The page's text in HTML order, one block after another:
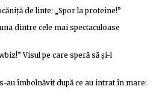
de linte: „Spor la proteine!”
dintre cele mai spectaculoase
Visul pe care speră să și-l
au îmbolnăvit după ce au intrat în mare: